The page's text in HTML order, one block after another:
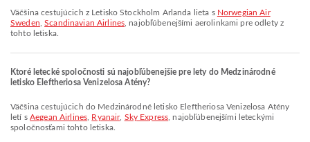
Väčšina cestujúcich z Letisko Stockholm Arlanda lieta s Norwegian Air
Sweden ,Scandinavian Airlines , najobľúbenejšími aerolinkami pre odlety z
tohto letiska.
Ktoré letecké spoločnosti sú najobľúbenejšie pre lety do Medzinárodné
letisko Eleftheriosa Venizelosa Atény?
Väčšina cestujúcich do Medzinárodné letisko Eleftheriosa Venizelosa Atény
letí s Aegean Airlines Ryanair, Sky Express , najobľúbenejšími leteckými
spoločnosťami tohto letiska.